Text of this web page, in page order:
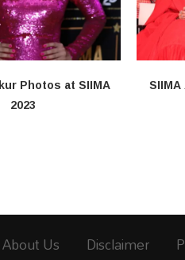
Photos at SIIMA
2023
About Us Disclaimer